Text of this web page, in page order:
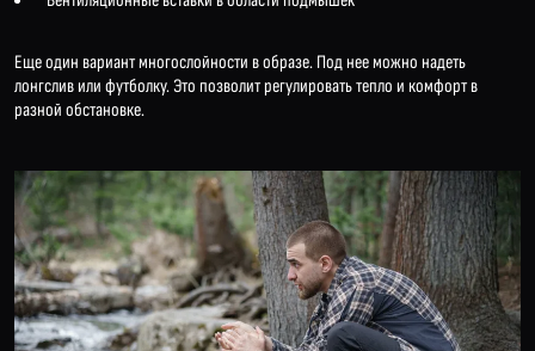
Еще один вариант многослойности в образе. Под нее можно надеть
лонгслив или футболку. Это позволит регулировать тепло и комфорт в
разной обстановке.